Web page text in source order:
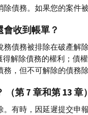
債務。如果您的案件
收到帳單？
債務被排除在破產解
解除債務的權利；債
，但不可解除的債務除
第 7 章和第 13 章）
有時，因延遲提交申